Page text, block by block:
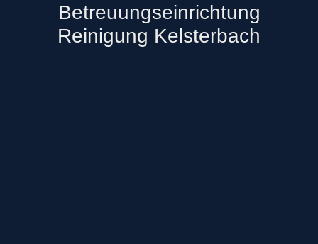
Betreuungseinrichtung
Reinigung Kelsterbach